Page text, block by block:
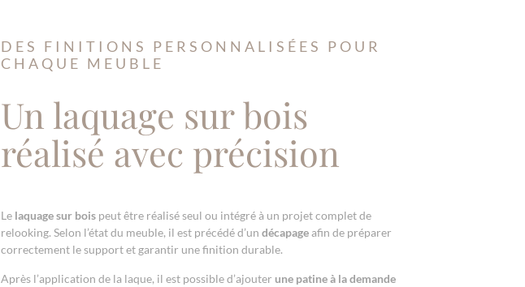
DES FINITIONS PERSONNALISÉES POUR
CHAQUE MEUBLE
Un laquage sur bois
réalisé avec précision
Le laquage sur boispeut être réalisé seul ou intégré à un projet complet de
relooking. Selon l’état du meuble, il est précédé d’un décapageafin de préparer
correctement le support et garantir une finition durable.
Après l’application de la laque, il est possible d’ajouter une patine à la demande